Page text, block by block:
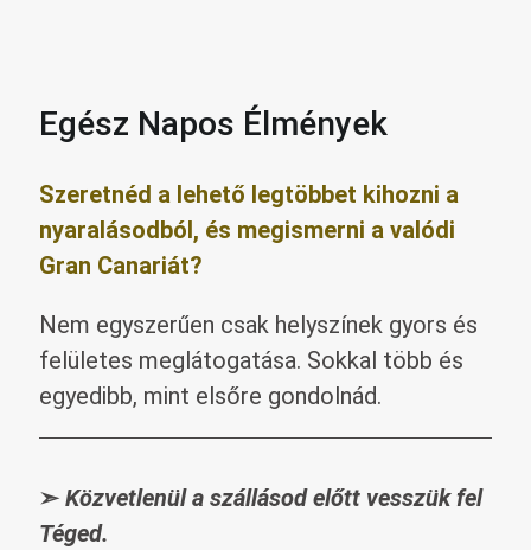
Egész Napos Élmények
Szeretnéd a lehető legtöbbet kihozni a
nyaralásodból, és megismerni a valódi
Gran Canariát?
Nem egyszerűen csak helyszínek gyors és
felületes meglátogatása. Sokkal több és
egyedibb, mint elsőre gondolnád.
➣ Közvetlenül a szállásod előtt vesszük fel
Téged.